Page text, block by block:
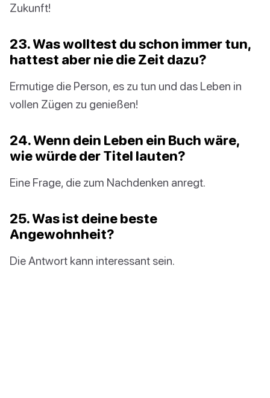
Zukunft!
23. Was wolltest du schon immer tun,
hattest aber nie die Zeit dazu?
Ermutige die Person, es zu tun und das Leben in
vollen Zügen zu genießen!
24. Wenn dein Leben ein Buch wäre,
wie würde der Titel lauten?
Eine Frage, die zum Nachdenken anregt.
25. Was ist deine beste
Angewohnheit?
Die Antwort kann interessant sein.